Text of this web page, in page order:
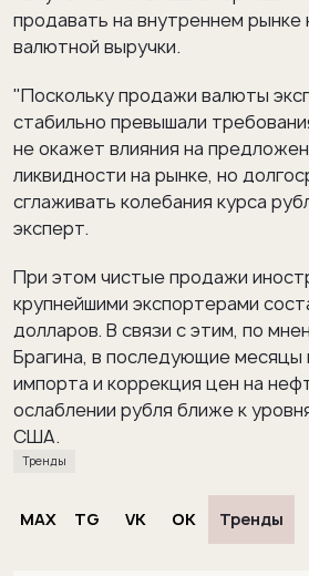
продавать на внутреннем рынке
валютной выручки.
"Поскольку продажи валюты
стабильно превышали
не окажет влияния на
ликвидности на рынке, но
сглаживать колебания курса
эксперт.
При этом чистые продажи
крупнейшими экспортерами
долларов. В связи с этим, по
Брагина, в последующие месяцы
импорта и коррекция цен на
ослаблении рубля ближе к
США.
Тренды
MAX TG VK OK Тренды